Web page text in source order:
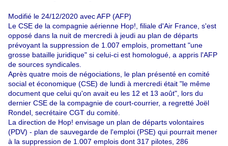
Modifié le 24/12/2020 avec AFP (AFP)
Le CSE de la compagnie aérienne Hop!, filiale d'Air France, s'est
opposé dans la nuit de mercredi à jeudi au plan de départs
prévoyant la suppression de 1.007 emplois, promettant "une
grosse bataille juridique" si celui-ci est homologué, a appris l'AFP
de sources syndicales.
Après quatre mois de négociations, le plan présenté en comité
social et économique (CSE) de lundi à mercredi était "le même
document que celui qu'on avait eu les 12 et 13 août", lors du
dernier CSE de la compagnie de court-courrier, a regretté Joël
Rondel, secrétaire CGT du comité.
La direction de Hop! envisage un plan de départs volontaires
(PDV) - plan de sauvegarde de l'emploi (PSE) qui pourrait mener
à la suppression de 1.007 emplois dont 317 pilotes, 286